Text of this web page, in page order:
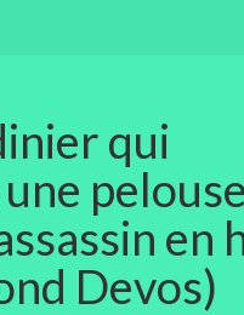
son jardin qui
pelouse
en
Devos)